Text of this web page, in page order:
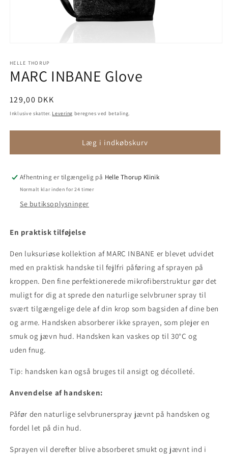
1
modus
HELLE THORUP
MARC INBANE Glove
Normalpris
129,00 DKK
Inklusive skatter. Levering beregnes ved betaling.
Læg i indkøbskurv
Afhentning er tilgængelig på Helle Thorup Klinik
Normalt klar inden for 24 timer
Se butiksoplysninger
En praktisk tilføjelse
Den luksuriøse kollektion af MARC INBANE er blevet udvidet
med en praktisk handske til fejlfri påføring af sprayen på
kroppen. Den fine perfektionerede mikrofiberstruktur gør det
muligt for dig at sprede den naturlige selvbruner spray til
svært tilgængelige dele af din krop som bagsiden afdine ben
og arme. Handsken absorberer ikke sprayen, som plejer en
smuk og jævn hud. Handsken kan vaskes op til 30°C og
uden fnug.
Tip: handsken kan også bruges til ansigt og décolleté.
Anvendelse af handsken:
Påfør den naturlige selvbrunerspray jævnt på handsken og
fordel let på din hud.
Sprayen vil derefter blive absorberet smukt og jævnt ind i